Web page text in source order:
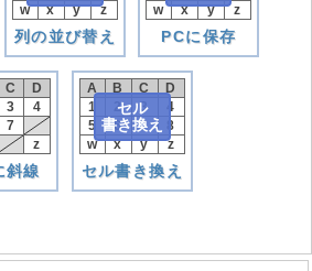
w
x y z
列の並び替え
w
x y z
PCに保存
C
D
3
4
7
z
斜線
A B C
D
1
2 3
4
5
6 7
8
w
x y z
セル
書き換え
セル書き換え